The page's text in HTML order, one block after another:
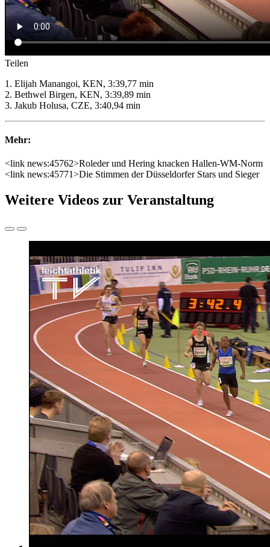
Teilen
1. Elijah Manangoi, KEN, 3:39,77 min
2. Bethwel Birgen, KEN, 3:39,89 min
3. Jakub Holusa, CZE, 3:40,94 min
Mehr:
<link news:45762>Roleder und Hering knacken Hallen-WM-Norm
<link news:45771>Die Stimmen der Düsseldorfer Stars und Sieger
Weitere Videos zur Veranstaltung